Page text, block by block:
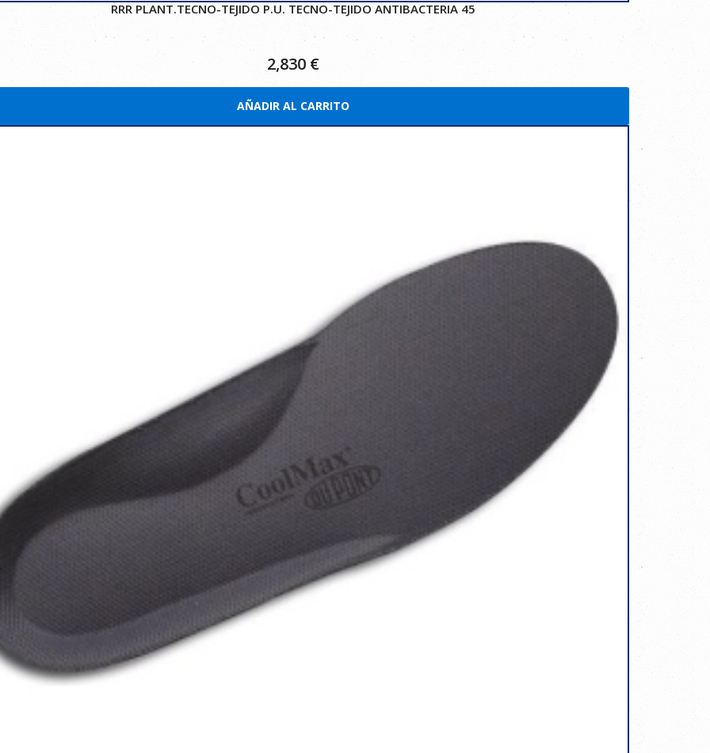
RRR PLANT.TECNO-TEJIDO P.U. TECNO-TEJIDO ANTIBACTERIA 45
2,830 €
AÑADIR AL CARRITO